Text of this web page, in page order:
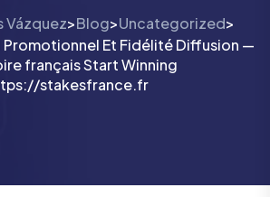
Vázquez>Blog>Uncategorized>
Promotionnel Et Fidélité Diffusion —
français Start Winning
stakesfrance.fr